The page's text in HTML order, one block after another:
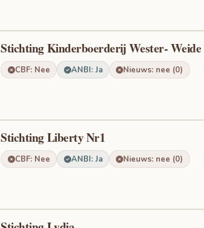
Stichting Kinderboerderij Wester- Weide
CBF: Nee ANBI: Ja Nieuws: nee (0)
Stichting Liberty Nr1
CBF: Nee ANBI: Ja Nieuws: nee (0)